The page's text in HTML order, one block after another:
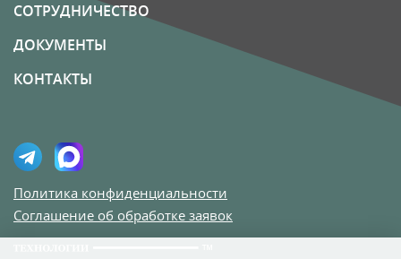
СОТРУДНИЧЕСТВО
ДОКУМЕНТЫ
КОНТАКТЫ
Политика конфиденциальности
Соглашение об обработке заявок